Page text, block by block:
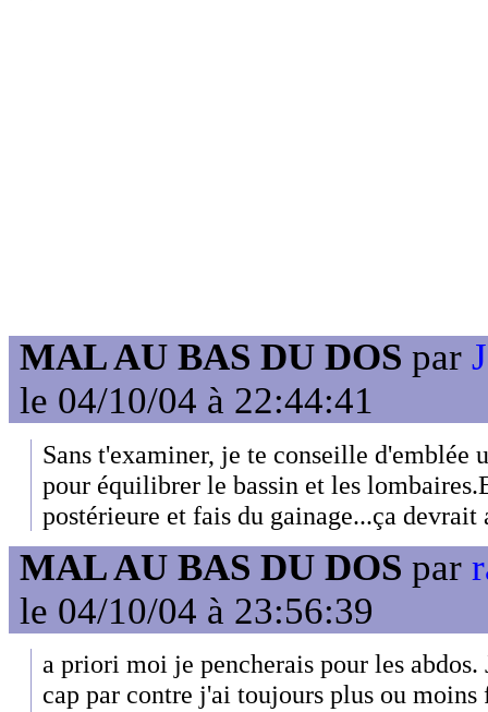
MAL AU BAS DU DOS par
le 04/10/04 à 22:44:41
Sans t'examiner, je te conseille d'emblée
pour équilibrer le bassin et les
postérieure et fais du gainage...ça
MAL AU BAS DU DOS par
le 04/10/04 à 23:56:39
a priori moi je pencherais pour les abdos.
cap par contre j'ai toujours plus ou moins